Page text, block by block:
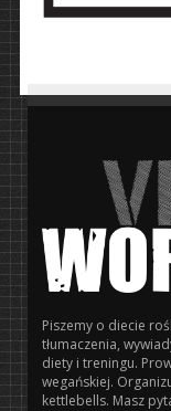
Piszemy o diecie
tłumaczenia,
diety i treningu.
wegańskiej.
kettlebells. Masz